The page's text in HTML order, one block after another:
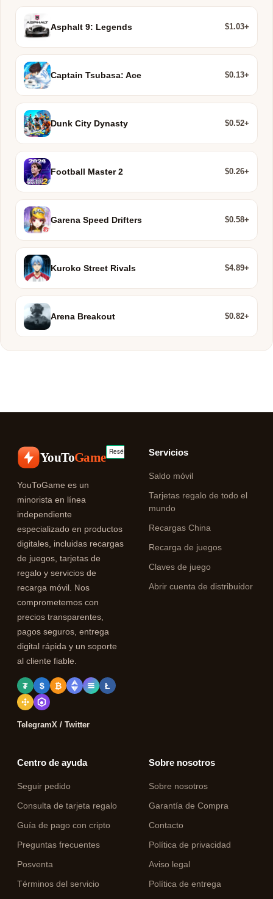
Asphalt 9: Legends $1.03+
Captain Tsubasa: Ace $0.13+
Dunk City Dynasty $0.52+
Football Master 2 $0.26+
Garena Speed Drifters $0.58+
Kuroko Street Rivals $4.89+
Arena Breakout $0.82+
YouToGame
YouToGame es un
minorista en línea
independiente
especializado en productos
digitales, incluidas recargas
de juegos, tarjetas de
regalo y servicios de
recarga móvil. Nos
comprometemos con
precios transparentes,
pagos seguros, entrega
digital rápida y un soporte
al cliente fiable.
₮ $ ₿ Ł
TelegramX / Twitter
Servicios
Saldo móvil
Tarjetas regalo de todo el
mundo
Recargas China
Recarga de juegos
Claves de juego
Abrir cuenta de distribuidor
Centro de ayuda
Seguir pedido
Consulta de tarjeta regalo
Guía de pago con cripto
Preguntas frecuentes
Posventa
Términos del servicio
Sobre nosotros
Sobre nosotros
Garantía de Compra
Contacto
Política de privacidad
Aviso legal
Política de entrega